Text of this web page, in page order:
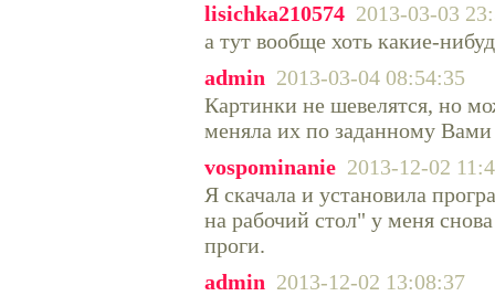
lisichka210574 2013-03-03
а тут вообще хоть какие-
admin 2013-03-04 08:54:35
Картинки не шевелятся, но
меняла их по заданному
vospominanie 2013-12-02
Я скачала и установила
на рабочий стол" у меня
проги.
admin 2013-12-02 13:08:37